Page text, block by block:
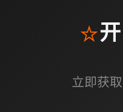
⭐
立即获